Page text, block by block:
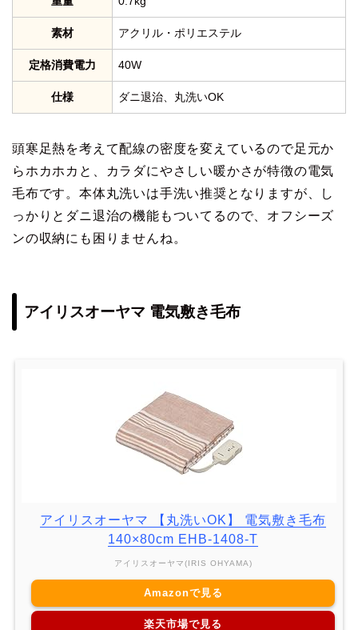
素材 アクリル・ポリエステル
定格消費電力 40W
仕様 ダニ退治、丸洗いOK
頭寒足熱を考えて配線の密度を変えているので足元か
らホカホカと、カラダにやさしい暖かさが特徴の電気
毛布です。本体丸洗いは手洗い推奨となりますが、し
っかりとダニ退治の機能もついてるので、オフシーズ
ンの収納にも困りませんね。
アイリスオーヤマ 電気敷き毛布
アイリスオーヤマ 【丸洗いOK】 電気敷き毛布
140×80cm EHB-1408-T
アイリスオーヤマ(IRIS OHYAMA)
Amazonで見る
楽天市場で見る